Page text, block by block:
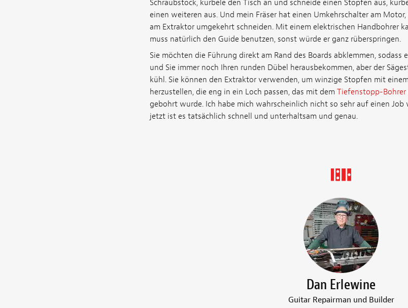
Schraubstock, kurbele den Tisch an und schneide einen Stopfen aus,
einen weiteren aus. Und mein Fräser hat einen Umkehrschalter am
am Extraktor umgekehrt schneiden. Mit einem elektrischen Handbohrer
muss natürlich den Guide benutzen, sonst würde er ganz rüberspringen.
Sie möchten die Führung direkt am Rand des Boards abklemmen,
und Sie immer noch Ihren runden Dübel herausbekommen, aber der
kühl. Sie können den Extraktor verwenden, um winzige Stopfen mit
herzustellen, die eng in ein Loch passen, das mit dem Tiefenstopp-Bohrer
gebohrt wurde. Ich habe mich wahrscheinlich nicht so sehr auf einen
jetzt ist es tatsächlich schnell und unterhaltsam und genau.
Dan Erlewine
Guitar Repairman und Builder